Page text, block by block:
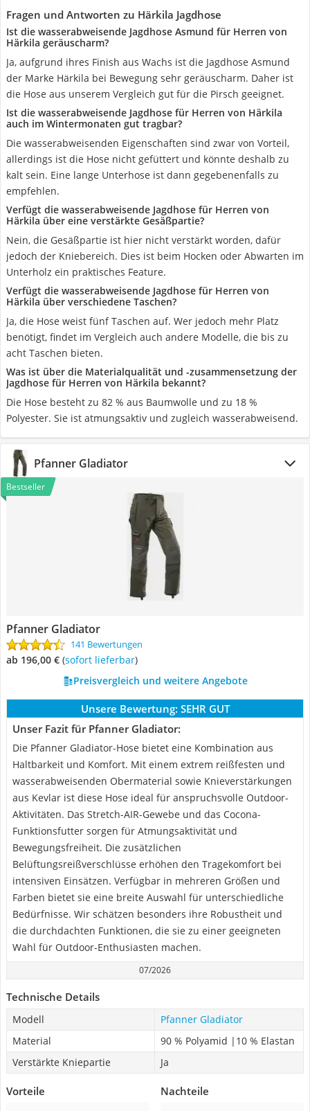
Fragen und Antworten zu Härkila Jagdhose
Ist die wasserabweisende Jagdhose Asmund für Herren von
Härkila geräuscharm?
Ja, aufgrund ihres Finish aus Wachs ist die Jagdhose Asmund
der Marke Härkila bei Bewegung sehr geräuscharm. Daher ist
die Hose aus unserem Vergleich gut für die Pirsch geeignet.
Ist die wasserabweisende Jagdhose für Herren von Härkila
auch im Wintermonaten gut tragbar?
Die wasserabweisenden Eigenschaften sind zwar von Vorteil,
allerdings ist die Hose nicht gefüttert und könnte deshalb zu
kalt sein. Eine lange Unterhose ist dann gegebenenfalls zu
empfehlen.
Verfügt die wasserabweisende Jagdhose für Herren von
Härkila über eine verstärkte Gesäßpartie?
Nein, die Gesäßpartie ist hier nicht verstärkt worden, dafür
jedoch der Kniebereich. Dies ist beim Hocken oder Abwarten im
Unterholz ein praktisches Feature.
Verfügt die wasserabweisende Jagdhose für Herren von
Härkila über verschiedene Taschen?
Ja, die Hose weist fünf Taschen auf. Wer jedoch mehr Platz
benötigt, findet im Vergleich auch andere Modelle, die bis zu
acht Taschen bieten.
Was ist über die Materialqualität und -zusammensetzung der
Jagdhose für Herren von Härkila bekannt?
Die Hose besteht zu 82 % aus Baumwolle und zu 18 %
Polyester. Sie ist atmungsaktiv und zugleich wasserabweisend.
Pfanner Gladiator
Bestseller
Pfanner Gladiator
141 Bewertungen
ab 196,00 € ( Sofort lieferbar)
Preisvergleich und weitere Angebote
Unsere Bewertung: SEHR GUT
Unser Fazit für Pfanner Gladiator:
Die Pfanner Gladiator-Hose bietet eine Kombination aus
Haltbarkeit und Komfort. Mit einem extrem reißfesten und
wasserabweisenden Obermaterial sowie Knieverstärkungen
aus Kevlar ist diese Hose ideal für anspruchsvolle Outdoor-
Aktivitäten. Das Stretch-AIR-Gewebe und das Cocona-
Funktionsfutter sorgen für Atmungsaktivität und
Bewegungsfreiheit. Die zusätzlichen
Belüftungsreißverschlüsse erhöhen den Tragekomfort bei
intensiven Einsätzen. Verfügbar in mehreren Größen und
Farben bietet sie eine breite Auswahl für unterschiedliche
Bedürfnisse. Wir schätzen besonders ihre Robustheit und
die durchdachten Funktionen, die sie zu einer geeigneten
Wahl für Outdoor-Enthusiasten machen.
07/2026
Technische Details
Modell
Pfanner Gladiator
Material
90 % Polyamid |10 % Elastan
Verstärkte Kniepartie
Ja
Vorteile Nachteile